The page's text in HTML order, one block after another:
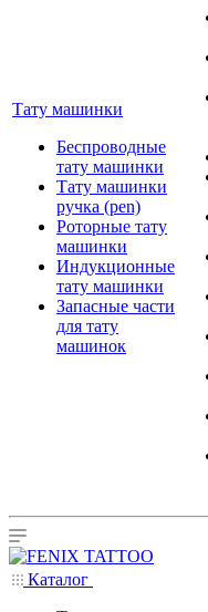
Тату машинки
Беспроводные
тату машинки
Тату машинки
ручка (pen)
Роторные тату
машинки
Индукционные
тату машинки
Запасные части
для тату
машинок
Каталог